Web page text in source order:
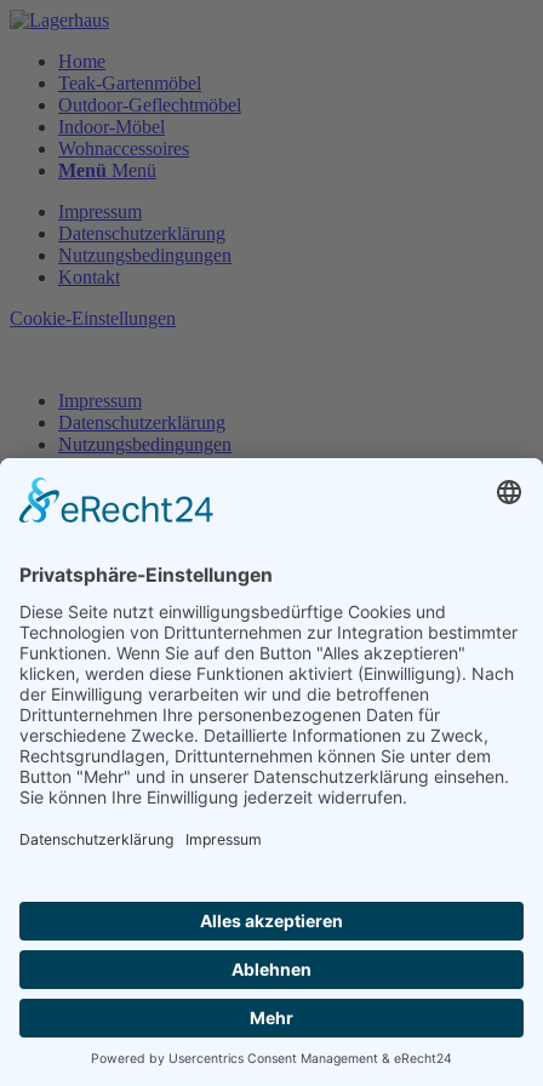
Home
Teak-Gartenmöbel
Outdoor-Geflechtmöbel
Indoor-Möbel
Wohnaccessoires
Menü Menü
Impressum
Datenschutzerklärung
Nutzungsbedingungen
Kontakt
Cookie-Einstellungen
Impressum
Datenschutzerklärung
Nutzungsbedingungen
Cookie-Einstellungen
Facebook
Börnsen
Facebook
© Copyright - Lagerhaus -Enfold Theme by Kriesi
Impressum
Datenschutzerklärung
Kontakt
Nach oben scrollen